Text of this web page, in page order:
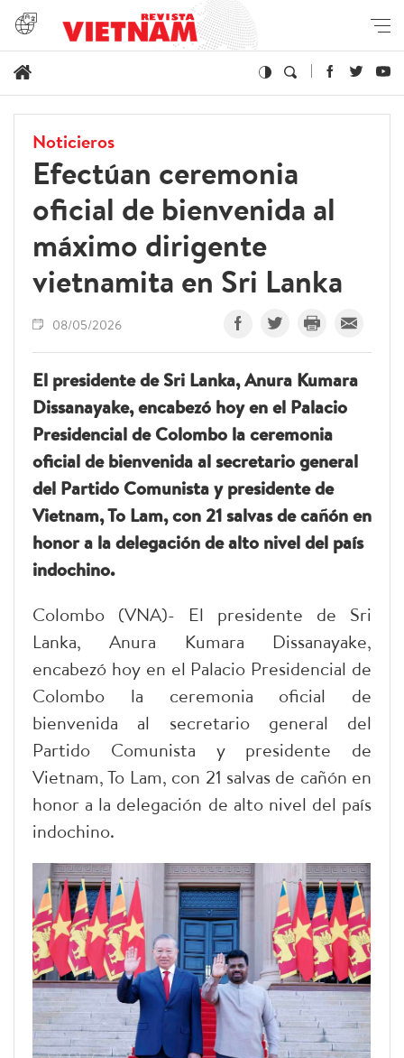
Noticieros
Efectúan ceremonia
oficial de bienvenida al
máximo dirigente
vietnamita en Sri Lanka
08/05/2026
El presidente de Sri Lanka, Anura Kumara
Dissanayake, encabezó hoy en el Palacio
Presidencial de Colombo la ceremonia
oficial de bienvenida al secretario general
del Partido Comunista y presidente de
Vietnam, To Lam, con 21 salvas de cañón en
honor a la delegación de alto nivel del país
indochino.
Colombo (VNA)- El presidente de Sri
Lanka, Anura Kumara Dissanayake,
encabezó hoy en el Palacio Presidencial de
Colombo la ceremonia oficial de
bienvenida al secretario general del
Partido Comunista y presidente de
Vietnam, To Lam, con 21 salvas de cañón en
honor a la delegación de alto nivel del país
indochino.